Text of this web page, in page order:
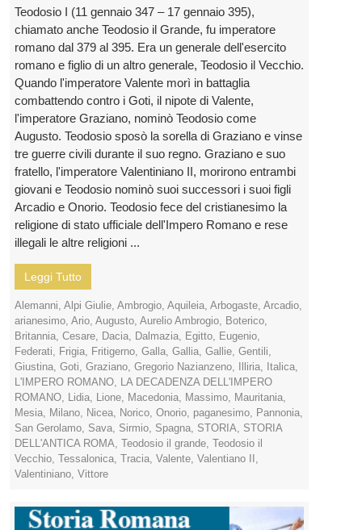
Teodosio I (11 gennaio 347 – 17 gennaio 395),
chiamato anche Teodosio il Grande, fu imperatore
romano dal 379 al 395. Era un generale dell'esercito
romano e figlio di un altro generale, Teodosio il Vecchio.
Quando l'imperatore Valente morì in battaglia
combattendo contro i Goti, il nipote di Valente,
l'imperatore Graziano, nominò Teodosio come
Augusto. Teodosio sposò la sorella di Graziano e vinse
tre guerre civili durante il suo regno. Graziano e suo
fratello, l'imperatore Valentiniano II, morirono entrambi
giovani e Teodosio nominò suoi successori i suoi figli
Arcadio e Onorio. Teodosio fece del cristianesimo la
religione di stato ufficiale dell'Impero Romano e rese
illegali le altre religioni ...
Leggi Tutto
Alemanni, Alpi Giulie, Ambrogio, Aquileia, Arbogaste, Arcadio,
arianesimo, Ario, Augusto, Aurelio Ambrogio, Boterico,
Britannia, Cesare, Dacia, Dalmazia, Egitto, Eugenio,
Federati, Frigia, Fritigerno, Galla, Gallia, Gallie, Gentili,
Giustina, Goti, Graziano, Gregorio Nazianzeno, Illiria, Italica,
L'IMPERO ROMANO, LA DECADENZA DELL'IMPERO
ROMANO, Lidia, Lione, Macedonia, Massimo, Mauritania,
Mesia, Milano, Nicea, Norico, Onorio, paganesimo, Pannonia,
San Gerolamo, Sava, Sirmio, Spagna, STORIA, STORIA
DELL'ANTICA ROMA, Teodosio il grande, Teodosio il
Vecchio, Tessalonica, Tracia, Valente, Valentiano II ,
Valentiniano, Vittore